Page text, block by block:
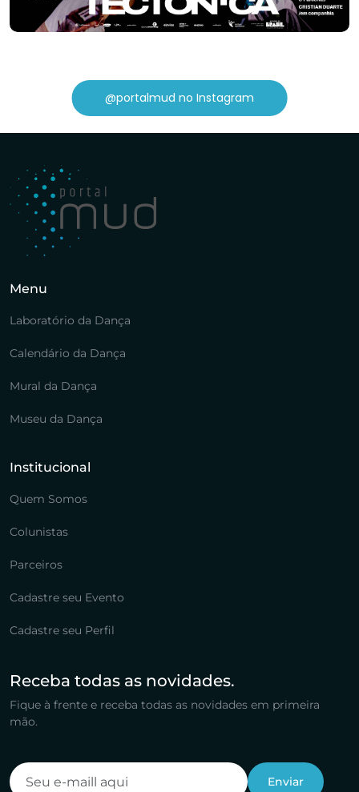
@portalmud no Instagram
Menu
Laboratório da Dança
Calendário da Dança
Mural da Dança
Museu da Dança
Institucional
Quem Somos
Colunistas
Parceiros
Cadastre seu Evento
Cadastre seu Perfil
Receba todas as novidades.
Fique à frente e receba todas as novidades em primeira
mão.